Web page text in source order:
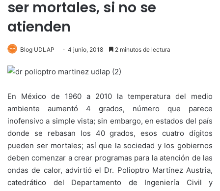
ser mortales, si no se
atienden
Blog UDLAP 4 junio, 2018 2 minutos de lectura
En México de 1960 a 2010 la temperatura del medio
ambiente aumentó 4 grados, número que parece
inofensivo a simple vista; sin embargo, en estados del país
donde se rebasan los 40 grados, esos cuatro dígitos
pueden ser mortales; así que la sociedad y los gobiernos
deben comenzar a crear programas para la atención de las
ondas de calor, advirtió el Dr. Polioptro Martínez Austria,
catedrático del Departamento de Ingeniería Civil y